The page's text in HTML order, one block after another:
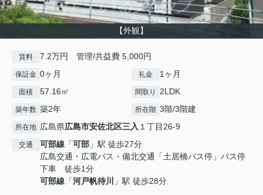
【外観】
賃料 7.2万円 管理/共益費 5,000円
保証金 0ヶ月 礼金 1ヶ月
面積 57.16㎡ 間取り 2LDK
築年数 築2年 所在階 3階/3階建
所在地 広島県広島市安佐北区三入 １丁目26-9
交通 可部線 「可部 」駅 徒歩27分
広島交通・広電バス・備北交通「土居橋バス停」バス停
下車 徒歩1分
可部線 「河戸帆待川 」駅 徒歩28分